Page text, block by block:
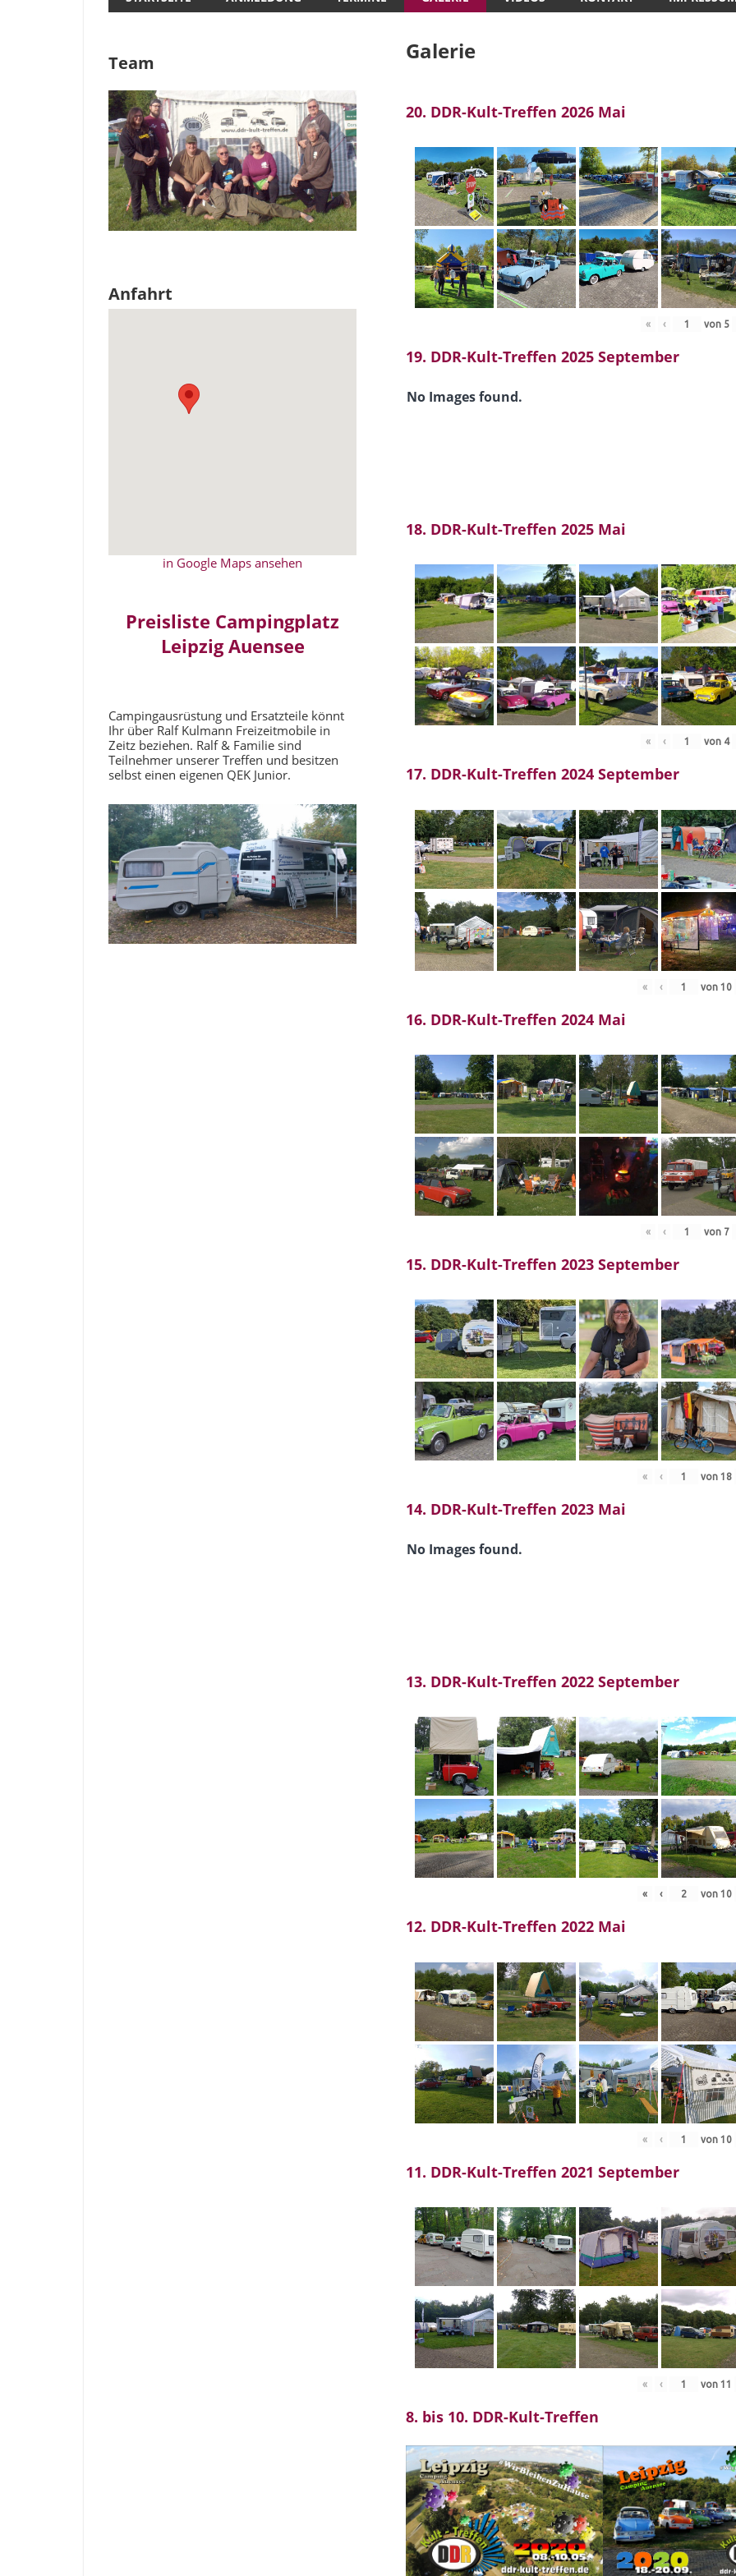
Galerie
20. DDR-Kult-Treffen 2026 Mai
« ‹ von 5
19. DDR-Kult-Treffen 2025 September
No Images found.
18. DDR-Kult-Treffen 2025 Mai
« ‹ von 4
17. DDR-Kult-Treffen 2024 September
« ‹ von10
16. DDR-Kult-Treffen 2024 Mai
« ‹ von 7
15. DDR-Kult-Treffen 2023 September
« ‹ von18
14. DDR-Kult-Treffen 2023 Mai
No Images found.
13. DDR-Kult-Treffen 2022 September
« ‹ von10
12. DDR-Kult-Treffen 2022 Mai
« ‹ von10
11. DDR-Kult-Treffen 2021 September
« ‹ von11
8. bis 10. DDR-Kult-Treffen
Team
Anfahrt
in Google Maps ansehen
Preisliste Campingplatz
Leipzig Auensee
Campingausrüstung und Ersatzteile könnt
Ihr über Ralf Kulmann Freizeitmobile in
Zeitz beziehen. Ralf & Familie sind
Teilnehmer unserer Treffen und besitzen
selbst einen eigenen QEK Junior.